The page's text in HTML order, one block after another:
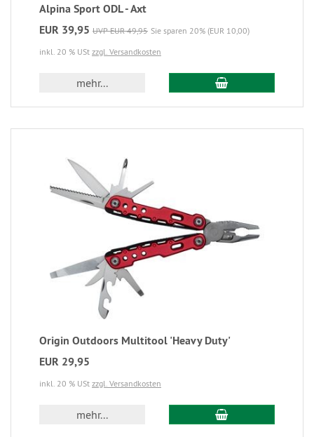
Alpina Sport ODL - Axt
EUR 39,95 UVP EUR 49,95 Sie sparen 20% (EUR 10,00)
inkl. 20 % USt zzgl. Versandkosten
mehr...
Origin Outdoors Multitool 'Heavy Duty'
EUR 29,95
inkl. 20 % USt zzgl. Versandkosten
mehr...